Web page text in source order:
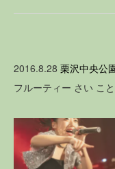
2016.8.28 栗沢中央公
フルーティー さい こと